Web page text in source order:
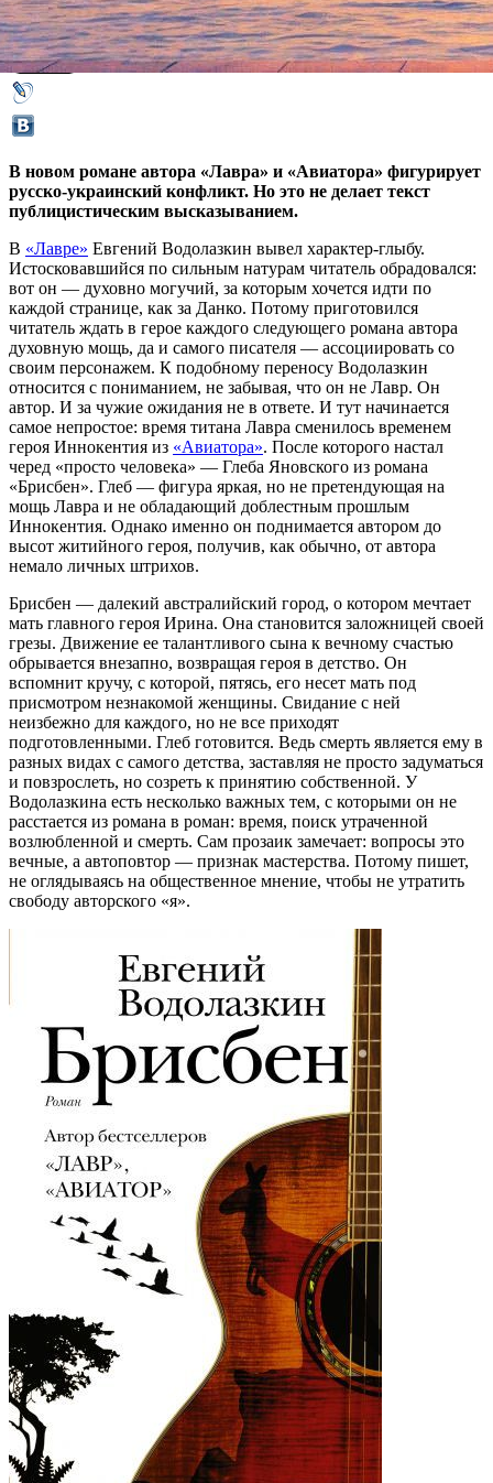
11 декабря 2018,12:14 Версия для печати
В новом романе автора «Лавра» и «Авиатора» фигурирует
русско-украинский конфликт. Но это не делает текст
публицистическим высказыванием.
В «Лавре» Евгений Водолазкин вывел характер-глыбу.
Истосковавшийся по сильным натурам читатель обрадовался:
вот он — духовно могучий, за которым хочется идти по
каждой странице, как за Данко. Потому приготовился
читатель ждать в герое каждого следующего романа автора
духовную мощь, да и самого писателя — ассоциировать со
своим персонажем. К подобному переносу Водолазкин
относится с пониманием, не забывая, что он не Лавр. Он
автор. И за чужие ожидания не в ответе. И тут начинается
самое непростое: время титана Лавра сменилось временем
героя Иннокентия из «Авиатора». После которого настал
черед «просто человека» — Глеба Яновского из романа
«Брисбен». Глеб — фигура яркая, но не претендующая на
мощь Лавра и не обладающий доблестным прошлым
Иннокентия. Однако именно он поднимается автором до
высот житийного героя, получив, как обычно, от автора
немало личных штрихов.
Брисбен — далекий австралийский город, о котором мечтает
мать главного героя Ирина. Она становится заложницей своей
грезы. Движение ее талантливого сына к вечному счастью
обрывается внезапно, возвращая героя в детство. Он
вспомнит кручу, с которой, пятясь, его несет мать под
присмотром незнакомой женщины. Свидание с ней
неизбежно для каждого, но не все приходят
подготовленными. Глеб готовится. Ведь смерть является ему в
разных видах с самого детства, заставляя не просто задуматься
и повзрослеть, но созреть к принятию собственной. У
Водолазкина есть несколько важных тем, с которыми он не
расстается из романа в роман: время, поиск утраченной
возлюбленной и смерть. Сам прозаик замечает: вопросы это
вечные, а автоповтор — признак мастерства. Потому пишет,
не оглядываясь на общественное мнение, чтобы не утратить
свободу авторского «я».